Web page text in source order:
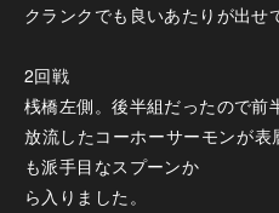
クランクでも良いあたりが出せ
2回戦
桟橋左側。後半組だったので前
放流したコーホーサーモンが
も派手目なスプーンか
ら入りました。